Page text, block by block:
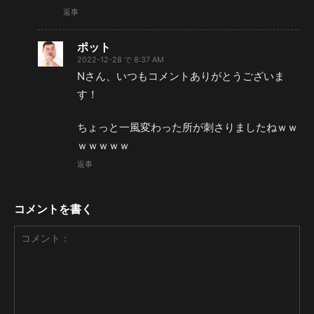
返事
ポット
2022-12-28 で 8:37 AM
Nさん、いつもコメントありがとうございま
す！
ちょっと一風変わった所が刺さりましたねｗｗ
ｗｗｗｗｗ
返事
コメントを書く